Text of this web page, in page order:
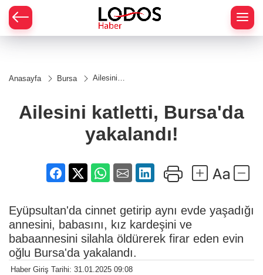
Anasayfa Bursa
Ailesini
yakalandı!
Ailesini katletti, Bursa'da
yakalandı!
Eyüpsultan'da cinnet getirip aynı evde yaşadığı
annesini, babasını, kız kardeşini ve
babaannesini silahla öldürerek firar eden evin
oğlu Bursa'da yakalandı.
Haber Giriş Tarihi: 31.01.2025 09:08